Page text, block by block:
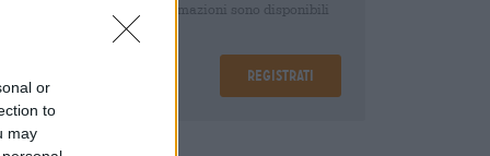
or
to
may
della revoca. Ulteriori informazioni sono disponibili
Registrati
€ 0,15